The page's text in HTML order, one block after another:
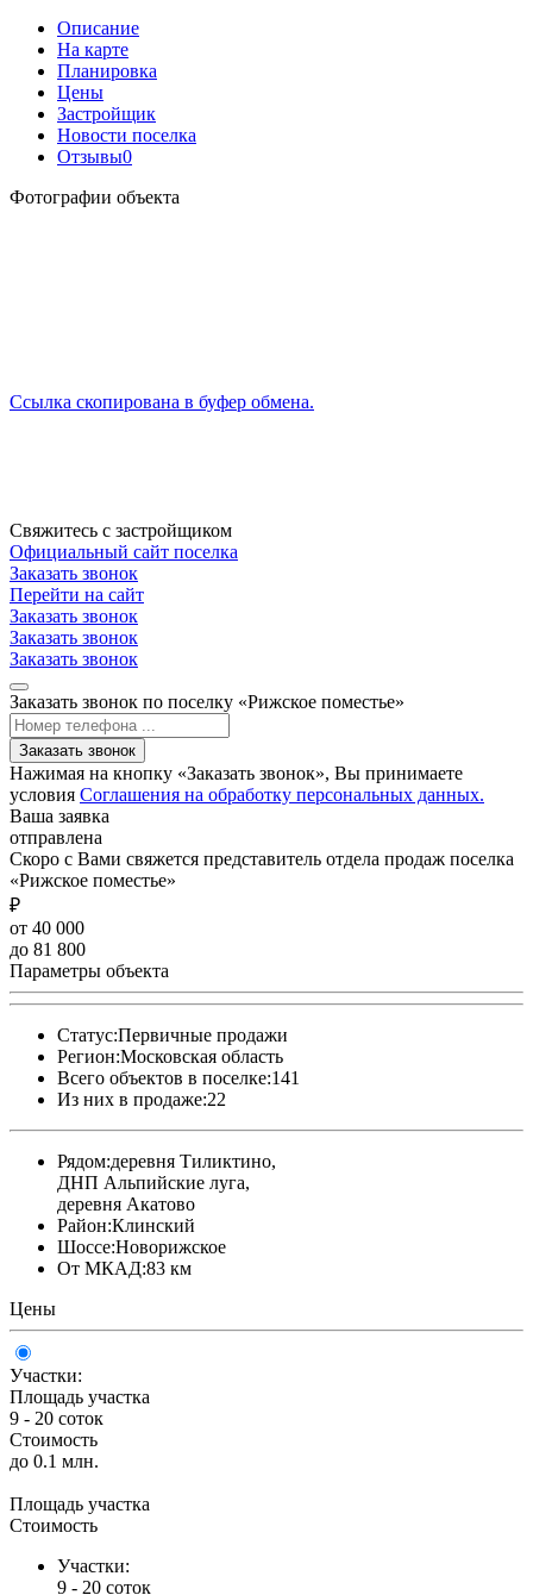
Описание
На карте
Планировка
Цены
Застройщик
Новости поселка
Отзывы0
Фотографии объекта
Ссылка скопирована в буфер обмена.
Свяжитесь с застройщиком
Официальный сайт поселка
Заказать звонок
Перейти на сайт
Заказать звонок
Заказать звонок
Заказать звонок
Заказать звонок по поселку «Рижское поместье»
Заказать звонок
Нажимая на кнопку «Заказать звонок», Вы принимаете
условия Соглашения на обработку персональных данных.
Ваша заявка
отправлена
Скоро с Вами свяжется представитель отдела продаж поселка
«Рижское поместье»
₽
от 40 000
до 81 800
Параметры объекта
Статус:Первичные продажи
Регион:Московская область
Всего объектов в поселке:141
Из них в продаже:22
Рядом:деревня Тиликтино,
ДНП Альпийские луга,
деревня Акатово
Район:Клинский
Шоссе:Новорижское
От МКАД:83 км
Цены
Участки:
Площадь участка
9 - 20 соток
Стоимость
до 0.1 млн.
Площадь участка
Стоимость
Участки:
9 - 20 соток